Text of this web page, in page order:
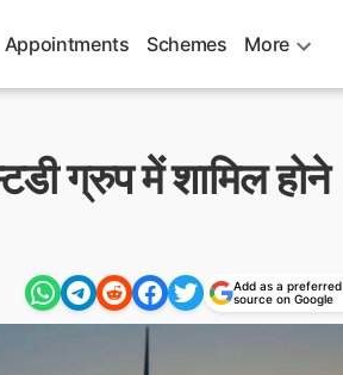
Appointments Schemes More
ग्रुप में शामिल होने
Add as a preferred
source on Google